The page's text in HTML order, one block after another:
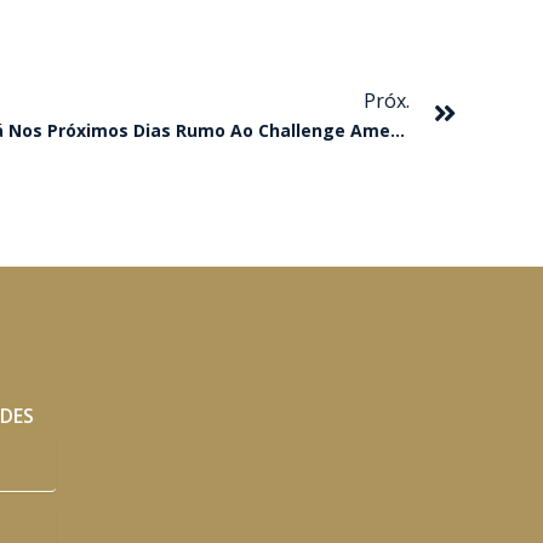
Próx.
Corona Jumpim MRL Embarcará Nos Próximos Dias Rumo Ao Challenge Americano